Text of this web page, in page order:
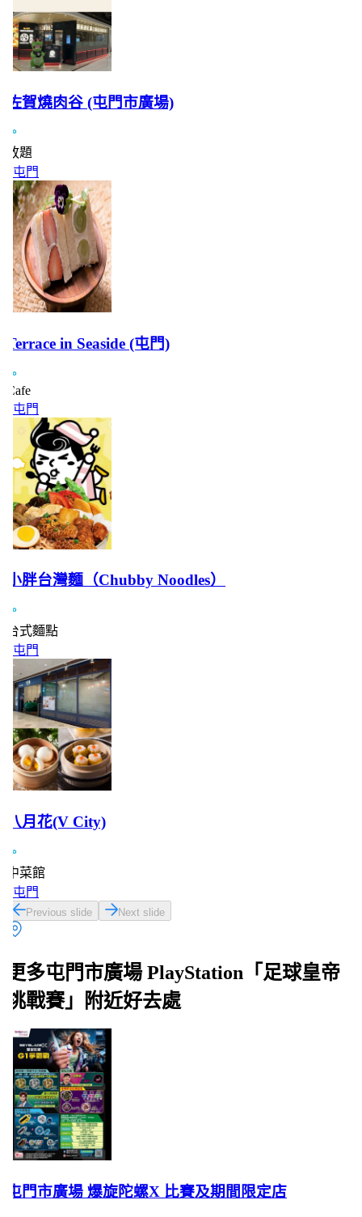
賀燒肉谷 (屯門市廣場)
題
屯門
in Seaside (屯門)
屯門
胖台灣麵（Chubby Noodles）
式麵點
屯門
月花(V City)
菜館
屯門
Previous slide Next slide
多屯門市廣場 PlayStation「足球皇帝
戰賽」附近好去處
門市廣場 爆旋陀螺X 比賽及期間限定店